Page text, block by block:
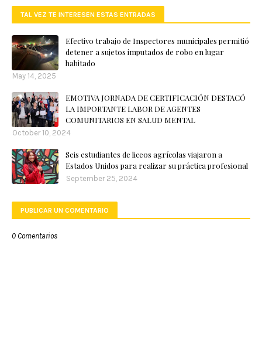
TAL VEZ TE INTERESEN ESTAS ENTRADAS
Efectivo trabajo de Inspectores municipales permitió
detener a sujetos imputados de robo en lugar
habitado
May 14, 2025
EMOTIVA JORNADA DE CERTIFICACIÓN DESTACÓ
LA IMPORTANTE LABOR DE AGENTES
COMUNITARIOS EN SALUD MENTAL
October 10, 2024
Seis estudiantes de liceos agrícolas viajaron a
Estados Unidos para realizar su práctica profesional
September 25, 2024
PUBLICAR UN COMENTARIO
0 Comentarios